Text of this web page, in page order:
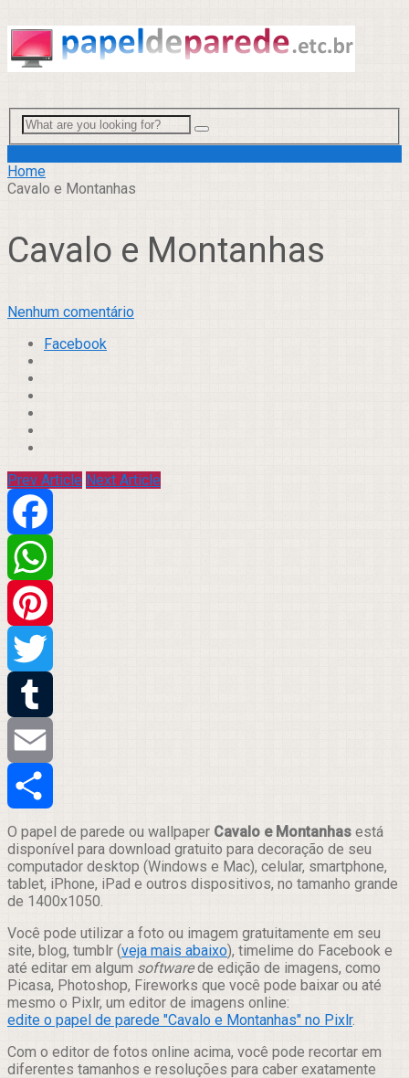
Home
Cavalo e Montanhas
Cavalo e Montanhas
Nenhum comentário
Facebook
Prev Article Next Article
Facebook
WhatsApp
Pinterest
Twitter
Tumblr
Email
Compartilhar
O papel de parede ou wallpaper Cavalo e Montanhas está
disponível para download gratuito para decoração de seu
computador desktop (Windows e Mac), celular, smartphone,
tablet, iPhone, iPad e outros dispositivos, no tamanho grande
de 1400x1050.
Você pode utilizar a foto ou imagem gratuitamente em seu
site, blog, tumblr (veja mais abaixo), timelime do Facebook e
até editar em algum softwarede edição de imagens, como
Picasa, Photoshop, Fireworks que você pode baixar ou até
mesmo o Pixlr, um editor de imagens online:
edite o papel de parede "Cavalo e Montanhas" no Pixlr.
Com o editor de fotos online acima, você pode recortar em
diferentes tamanhos e resoluções para caber exatamente